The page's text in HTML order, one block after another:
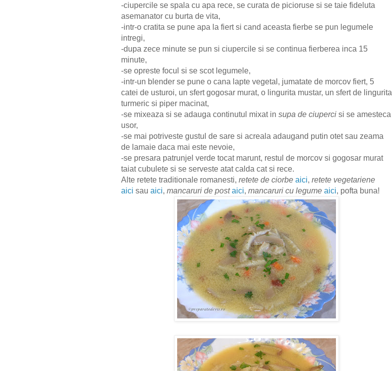
-ciupercile se spala cu apa rece, se curata de picioruse si se taie fideluta
asemanator cu burta de vita,
-intr-o cratita se pune apa la fiert si cand aceasta fierbe se pun legumele
intregi,
-dupa zece minute se pun si ciupercile si se continua fierberea inca 15
minute,
-se opreste focul si se scot legumele,
-intr-un blender se pune o cana lapte vegetal, jumatate de morcov fiert, 5
catei de usturoi, un sfert gogosar murat, o lingurita mustar, un sfert de lingurita
turmeric si piper macinat,
-se mixeaza si se adauga continutul mixat in supa de ciuperci si se amesteca
usor,
-se mai potriveste gustul de sare si acreala adaugand putin otet sau zeama
de lamaie daca mai este nevoie,
-se presara patrunjel verde tocat marunt, restul de morcov si gogosar murat
taiat cubulete si se serveste atat calda cat si rece.
Alte retete traditionale romanesti, retete de ciorbe aici, retete vegetariene
aici sau aici, mancaruri de post aici, mancaruri cu legume aici, pofta buna!